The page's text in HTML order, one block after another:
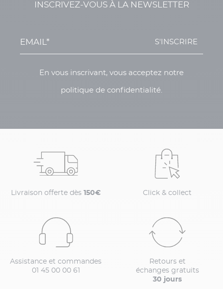
INSCRIVEZ-VOUS À LA NEWSLETTER
S'INSCRIRE
En vous inscrivant, vous acceptez notre
politique de confidentialité.
Livraison offerte dès 150€ Click & collect
Assistance et commandes
01 45 00 00 61
Retours et
échanges gratuits
30 jours